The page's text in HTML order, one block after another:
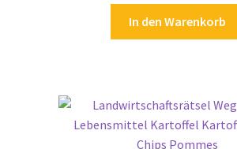
Widerrufsbelehrung
In den Warenkorb